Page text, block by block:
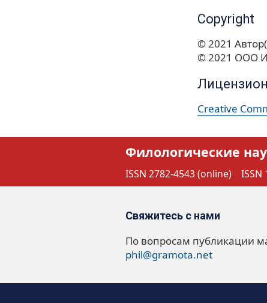
Copyright
© 2021
© 2021 ООО
Creative
Филологические
ISSN 2782-4543 (online) ISSN
Свяжитесь с нами
По вопросам публикации
phil@gramota.net